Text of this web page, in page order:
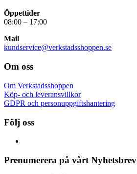
Öppettider
08:00 – 17:00
Mail
kundservice@verkstadsshoppen.se
Om oss
Om Verkstadsshoppen
Köp- och leveransvillkor
GDPR och personuppgiftshantering
Följ oss
Prenumerera på vårt Nyhetsbrev